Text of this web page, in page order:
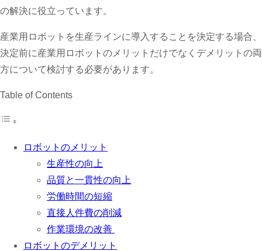
の解決に役立っています。
産業用ロボットを生産ラインに導入することを決定する場合、
決定前に産業用ロボットのメリットだけでなくデメリットの両
方について検討する必要があります。
Table of Contents
ロボットのメリット
生産性の向上
品質と一貫性の向上
労働時間の短縮
直接人件費の削減
作業環境の改善
ロボットのデメリット